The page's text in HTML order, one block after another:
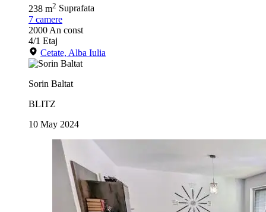
238 m2 Suprafata
7 camere
2000 An const
4/1 Etaj
Cetate, Alba Iulia
Sorin Baltat
BLITZ
10 May 2024